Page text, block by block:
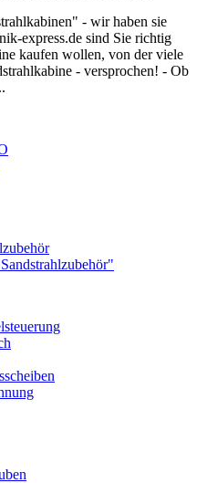
- wir haben sie
express.de sind Sie richtig
kaufen wollen, von der viele
- versprochen! - Ob